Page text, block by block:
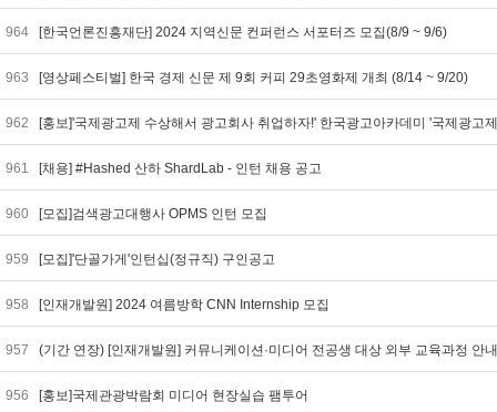
964 [한국언론진흥재단] 2024 지역신문 컨퍼런스 서포터즈 모집(8/9 ~ 9/6)
963 [영상페스티벌] 한국 경제 신문 제 9회 커피 29초영화제 개최 (8/14 ~ 9/20)
962 [홍보]'국제광고제 수상해서 광고회사 취업하자!' 한국광고아카데미 '국제광고
961 [채용] #Hashed 산하 ShardLab - 인턴 채용 공고
960 [모집]검색광고대행사 OPMS 인턴 모집
959 [모집]'단골가게'인턴십(정규직) 구인공고
958 [인재개발원] 2024 여름방학 CNN Internship 모집
957 (기간 연장) [인재개발원] 커뮤니케이션·미디어 전공생 대상 외부 교육과정 안
956 [홍보]국제관광박람회 미디어 현장실습 팸투어